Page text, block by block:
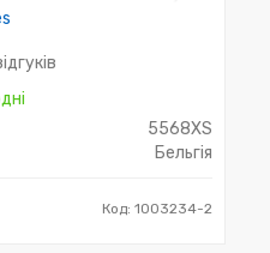
5568XS
Бельгія
Код: 1003234-2